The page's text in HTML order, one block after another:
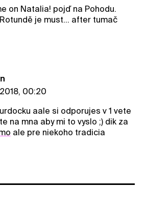
on Natalia! pojď na Pohodu.
je must... after tumač
00:20
aale si odporujes v 1 vete
na mna aby mi to vyslo ;) dik za
ale pre niekoho tradicia